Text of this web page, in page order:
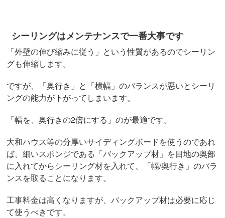
シーリングはメンテナンスで一番大事です
「外壁の伸び縮みに従う」という性質があるのでシーリン
グも伸縮します。
ですが、「奥行き」と「横幅」のバランスが悪いとシーリ
ングの能力が下がってしまいます。
「幅を、奥行きの2倍にする」のが最適です。
大和ハウス等の分厚いサイディングボードを使うのであれ
ば、細いスポンジである「バックアップ材」を目地の奥部
に入れてからシーリング材を入れて、「幅/奥行き」のバラ
ンスを取ることになります。
工事料金は高くなりますが、バックアップ材は必要に応じ
て使うべきです。